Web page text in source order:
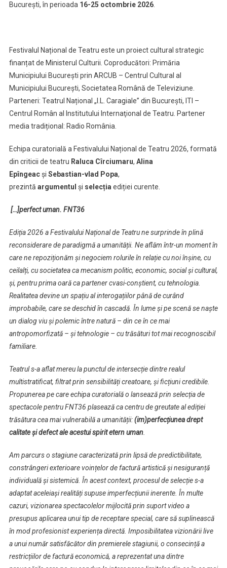
București, în perioada 16-25 octombrie 2026.
Festivalul Național de Teatru este un proiect cultural strategic
finanțat de Ministerul Culturii. Coproducători: Primăria
Municipiului București prin ARCUB – Centrul Cultural al
Municipiului București, Societatea Română de Televiziune.
Parteneri: Teatrul Național „I.L. Caragiale” din București, ITI –
Centrul Român al Institutului Internaţional de Teatru. Partener
media tradițional: Radio România.
Echipa curatorială a Festivalului Național de Teatru 2026, formată
din criticii de teatru Raluca Cîrciumaru, Alina
Epîngeacși Sebastian-vlad Popa,
prezintă argumentul și selecțiaediției curente.
[…]perfect uman. FNT36
Ediția 2026 a Festivalului Național de Teatru ne surprinde în plină
reconsiderare de paradigmă a umanității. Ne aflăm într-un moment în
care ne repoziționăm și negociem rolurile în relație cu noi înșine, cu
ceilalți, cu societatea ca mecanism politic, economic, social și cultural,
și, pentru prima oară ca partener cvasi-conștient, cu tehnologia.
Realitatea devine un spațiu al interogațiilor până de curând
improbabile, care se deschid în cascadă. În lume și pe scenă se naște
un dialog viu și polemic între natură – din ce în ce mai
antropomorfizată – și tehnologie – cu trăsături tot mai recognoscibil
familiare.
Teatrul s-a aflat mereu la punctul de intersecție dintre realul
multistratificat, filtrat prin sensibilități creatoare, și ficțiuni credibile.
Propunerea pe care echipa curatorială o lansează prin selecția de
spectacole pentru FNT36 plasează ca centru de greutate al ediției
trăsătura cea mai vulnerabilă a umanității:(im)perfecțiunea drept
calitate și defect ale acestui spirit etern uman.
Am parcurs o stagiune caracterizată prin lipsă de predictibilitate,
constrângeri exterioare voințelor de factură artistică și nesiguranță
individuală și sistemică. În acest context, procesul de selecție s-a
adaptat aceleiași realități supuse imperfecțiunii inerente. În multe
cazuri, vizionarea spectacolelor mijlocită prin suport video a
presupus aplicarea unui tip de receptare special, care să suplinească
în mod profesionist experiența directă. Imposibilitatea vizionării live
a unui număr satisfăcător din premierele stagiunii, o consecință a
restricțiilor de factură economică, a reprezentat una dintre